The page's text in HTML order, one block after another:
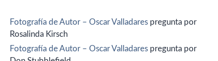
Fotografía de Autor – Oscar Valladares pregunta por
Rosalinda Kirsch
Fotografía de Autor – Oscar Valladares pregunta por